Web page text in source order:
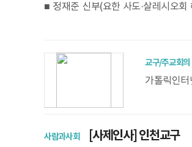
■ 정재준 신부(요한 사도·살레시오
교구/주교회의
가톨릭인
릭기도’
사람과사회[사제인사] 인천교구